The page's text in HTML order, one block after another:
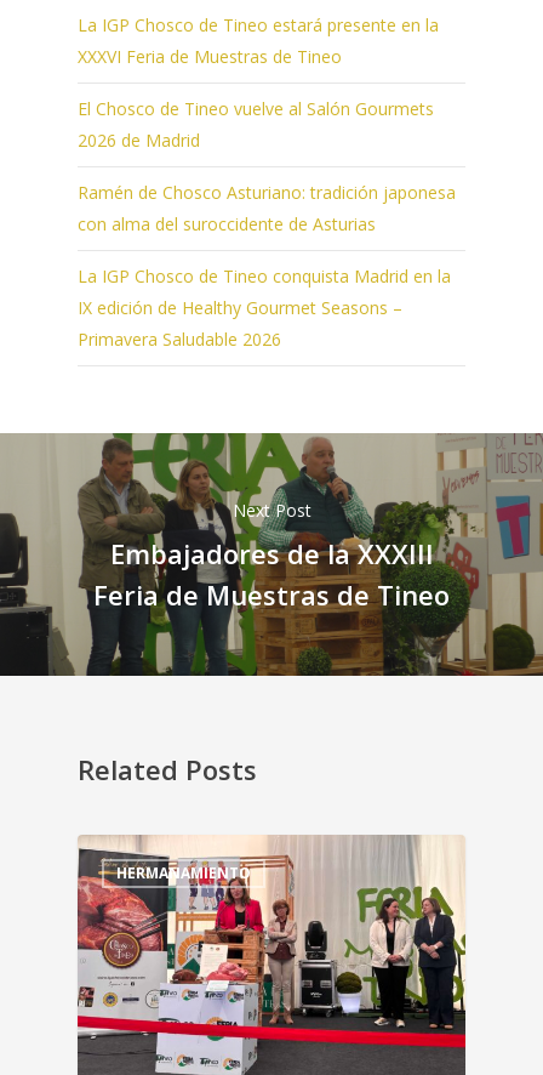
La IGP Chosco de Tineo estará presente en la
XXXVI Feria de Muestras de Tineo
El Chosco de Tineo vuelve al Salón Gourmets
2026 de Madrid
Ramén de Chosco Asturiano: tradición japonesa
con alma del suroccidente de Asturias
La IGP Chosco de Tineo conquista Madrid en la
IX edición de Healthy Gourmet Seasons –
Primavera Saludable 2026
Next Post
Embajadores de la XXXIII
Feria de Muestras de Tineo
Related Posts
HERMANAMIENTO